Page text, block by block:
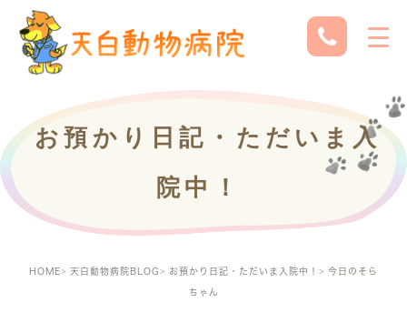
お預かり日記・ただいま入
院中！
HOME 天白動物病院BLOG お預かり日記・ただいま入院中！ 今日のそら
ちゃん